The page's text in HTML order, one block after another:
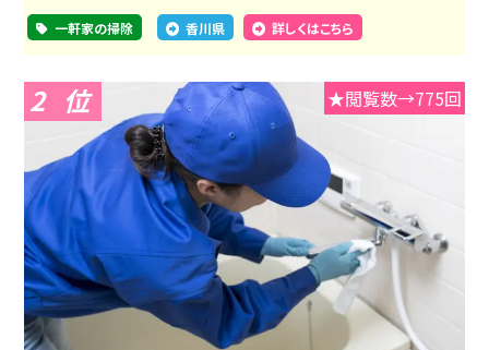
一軒家の掃除 香川県 詳しくはこちら
2 ★閲覧数→775回